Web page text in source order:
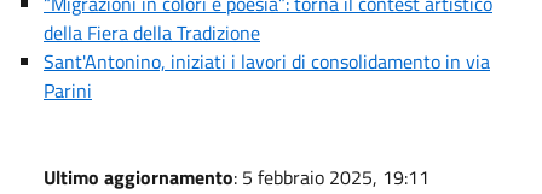
della Fiera della Tradizione
Sant'Antonino, iniziati i lavori di consolidamento in via
Parini
Ultimo aggiornamento: 5 febbraio 2025, 19:11